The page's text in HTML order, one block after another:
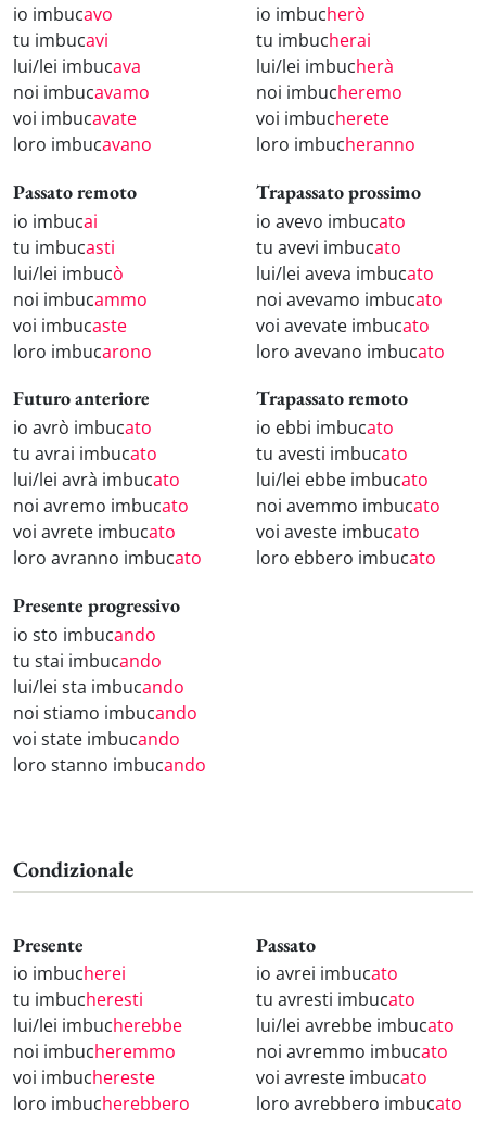
io imbucavo
tu imbucavi
lui/lei imbucava
noi imbucavamo
voi imbucavate
loro imbucavano
io imbucherò
tu imbucherai
lui/lei imbucherà
noi imbucheremo
voi imbucherete
loro imbucheranno
Passato remoto
io imbucai
tu imbucasti
lui/lei imbucò
noi imbucammo
voi imbucaste
loro imbucarono
Trapassato prossimo
io avevo imbucato
tu avevi imbucato
lui/lei aveva imbucato
noi avevamo imbucato
voi avevate imbucato
loro avevano imbucato
Futuro anteriore
io avrò imbucato
tu avrai imbucato
lui/lei avrà imbucato
noi avremo imbucato
voi avrete imbucato
loro avranno imbucato
Trapassato remoto
io ebbi imbucato
tu avesti imbucato
lui/lei ebbe imbucato
noi avemmo imbucato
voi aveste imbucato
loro ebbero imbucato
Presente progressivo
io sto imbucando
tu stai imbucando
lui/lei sta imbucando
noi stiamo imbucando
voi state imbucando
loro stanno imbucando
Condizionale
Presente
io imbucherei
tu imbucheresti
lui/lei imbucherebbe
noi imbucheremmo
voi imbuchereste
loro imbucherebbero
Passato
io avrei imbucato
tu avresti imbucato
lui/lei avrebbe imbucato
noi avremmo imbucato
voi avreste imbucato
loro avrebbero imbucato